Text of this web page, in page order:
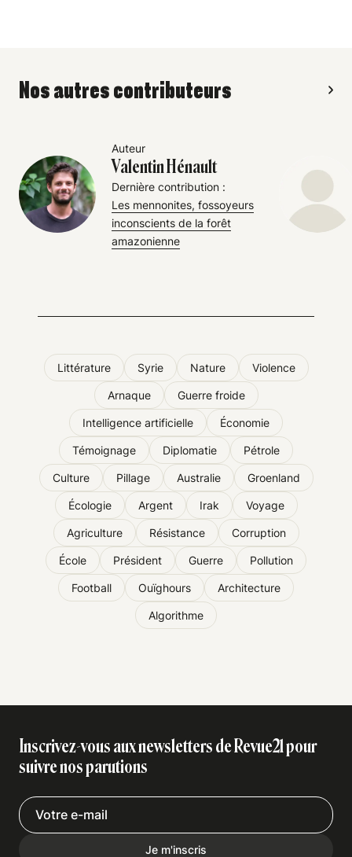
Nos autres contributeurs
Auteur
Valentin Hénault
Dernière contribution :
Les mennonites, fossoyeurs
inconscients de la forêt
amazonienne
Littérature Syrie Nature Violence
Arnaque Guerre froide
Intelligence artificielle Économie
Témoignage Diplomatie Pétrole
Culture Pillage Australie Groenland
Écologie Argent Irak Voyage
Agriculture Résistance Corruption
École Président Guerre Pollution
Football Ouïghours Architecture
Algorithme
Inscrivez-vous aux newsletters de Revue21 pour
suivre nos parutions
Je m'inscris